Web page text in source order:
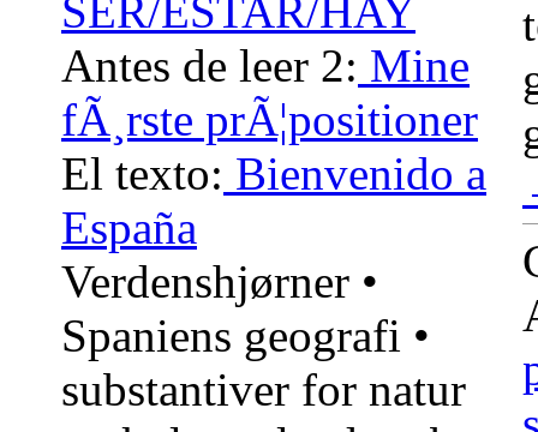
SER/ESTAR/HAY
Antes de leer 2: Mine
fÃ¸rste prÃ¦positioner
El texto: Bienvenido a
España
Verdenshjørner •
Spaniens geografi •
substantiver for natur